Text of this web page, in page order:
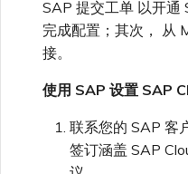
SAP 提交工单 以开通
完成配置；其次， 从
接。
使用 SAP 设置 SAP
联系您的 SAP 客
签订涵盖 SAP